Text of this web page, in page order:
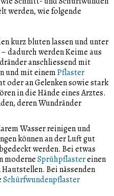
werden, wie folgende
kurz bluten lassen und unter
dadurch werden Keime aus
anschliessend mit
und mit einemPflaster
oder an Gelenken sowie stark
in die Hände eines Arztes.
deren Wundränder
Wasser reinigen und
können an der Luft gut
werden. Bei etwas
moderneSprühpflastereinen
Bei nässenden
Schürfwundenpflaster